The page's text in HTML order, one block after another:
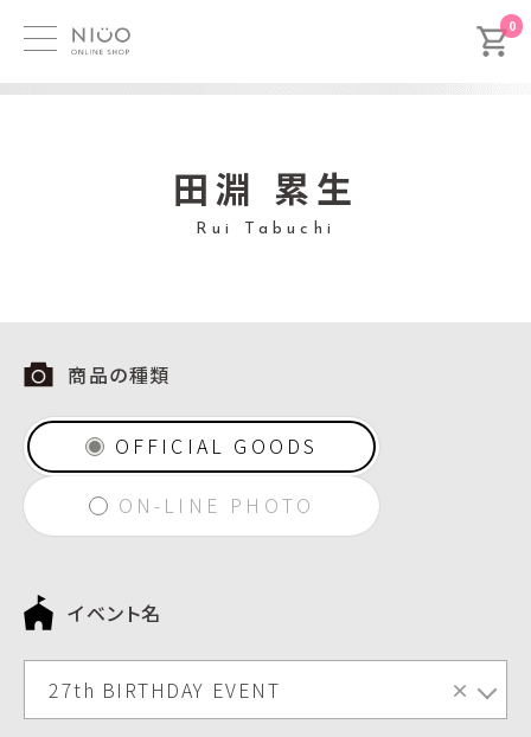
0
田淵 累生
Rui Tabuchi
商品の種類
OFFICIAL GOODS
ON-LINE PHOTO
イベント名
×
27th BIRTHDAY EVENT